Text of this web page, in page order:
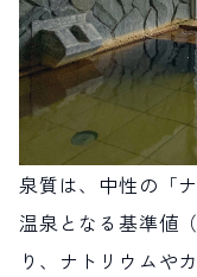
泉質は、中性の「
温泉となる基準値
り、ナトリウムや